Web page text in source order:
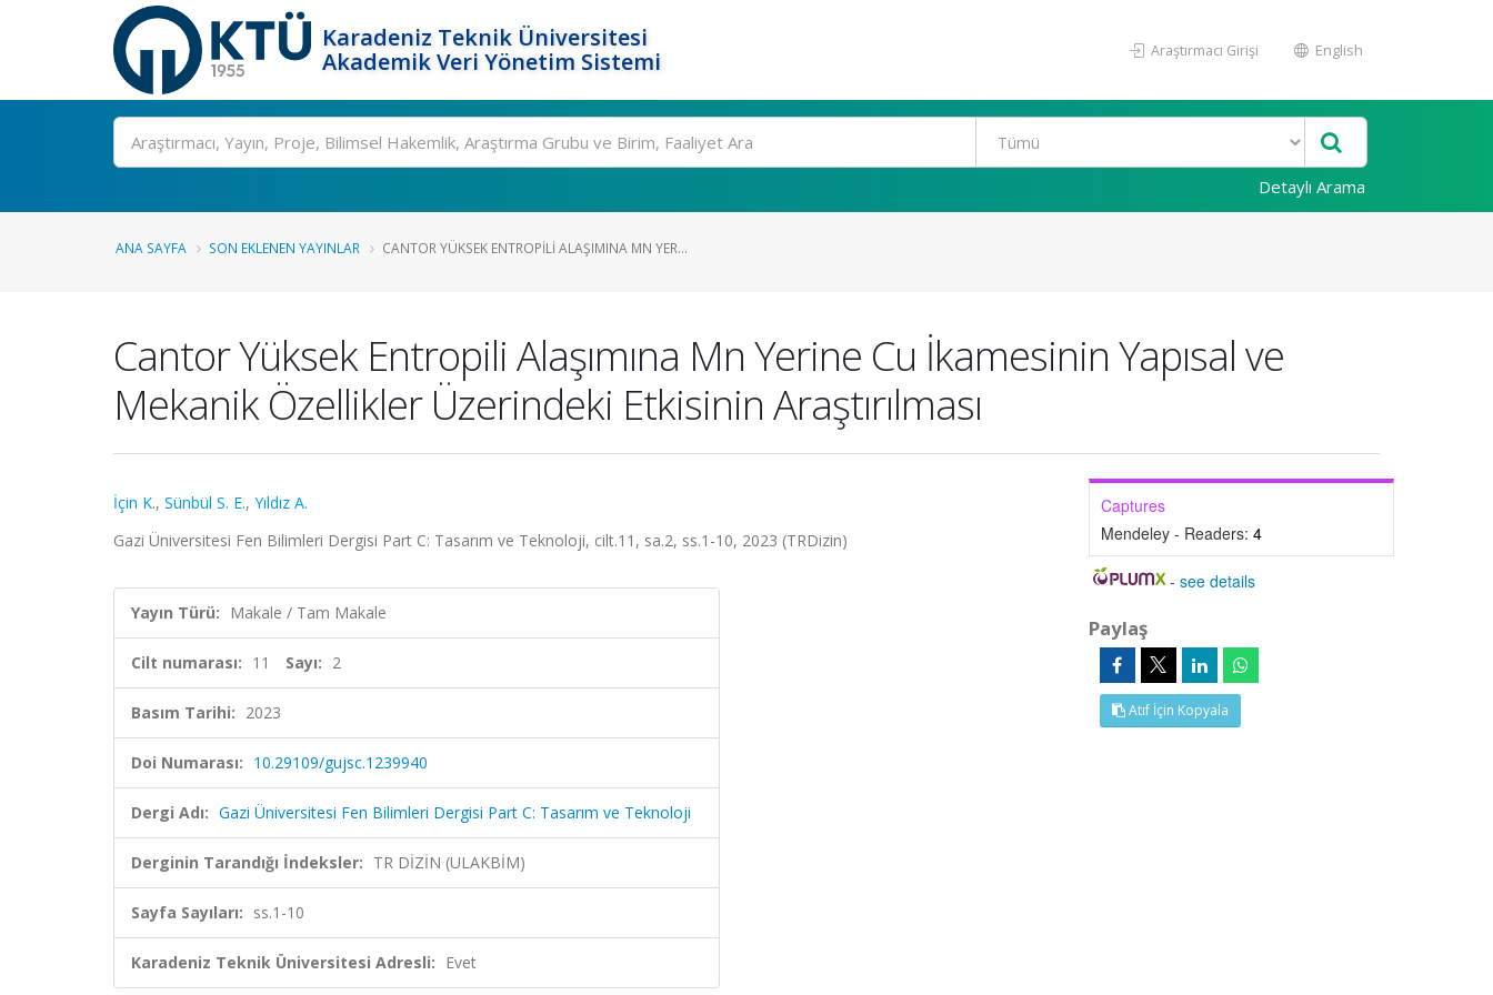
Karadeniz Teknik Üniversitesi
Akademik Veri Yönetim Sistemi
Araştırmacı Girişi English
Ara
Detaylı Arama
ANA SAYFA SON EKLENEN YAYINLAR CANTOR YÜKSEK ENTROPILI ALAŞIMINA MN YER...
Cantor Yüksek Entropili Alaşımına Mn Yerine Cu İkamesinin Yapısal ve
Mekanik Özellikler Üzerindeki Etkisinin Araştırılması
İçin K., Sünbül S. E., Yıldız A.
Gazi Üniversitesi Fen Bilimleri Dergisi Part C: Tasarım ve Teknoloji, cilt.11, sa.2, ss.1-10, 2023 (TRDizin)
Yayın Türü: Makale / Tam Makale
Cilt numarası: 11 Sayı: 2
Basım Tarihi: 2023
Doi Numarası: 10.29109/gujsc.1239940
Dergi Adı: Gazi Üniversitesi Fen Bilimleri Dergisi Part C: Tasarım ve Teknoloji
Derginin Tarandığı İndeksler: TR DİZİN (ULAKBİM)
Sayfa Sayıları: ss.1-10
Karadeniz Teknik Üniversitesi Adresli: Evet
Captures
Mendeley - Readers: 4
-see details
Paylaş
Atıf İçin Kopyala